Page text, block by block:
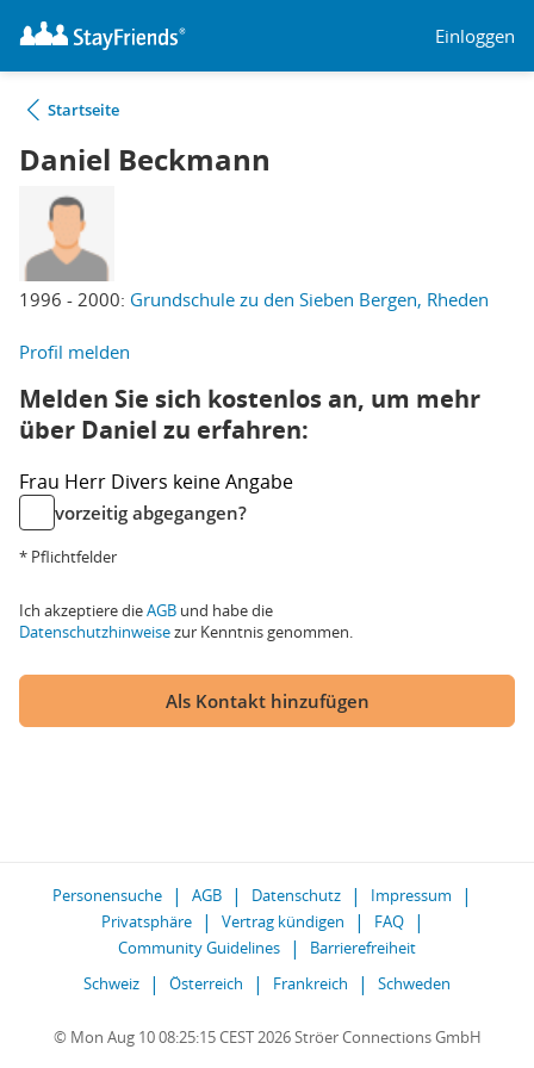
Einloggen
Startseite
Daniel Beckmann
1996 - 2000: Grundschule zu den Sieben Bergen, Rheden
Profil melden
Melden Sie sich kostenlos an, um mehr
über Daniel zu erfahren:
Frau Herr Divers keine Angabe
vorzeitig abgegangen?
* Pflichtfelder
Ich akzeptiere dieAGB und habe die
Datenschutzhinweisezur Kenntnis genommen.
Als Kontakt hinzufügen
Personensuche AGB Datenschutz
Impressum
Privatsphäre
Vertrag kündigen
FAQ
Community Guidelines
Barrierefreiheit
Schweiz
Österreich Frankreich Schweden
© Mon Aug 10 08:25:15 CEST 2026 Ströer Connections GmbH